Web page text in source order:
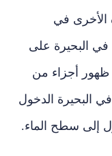
الأخرى في
البحيرة على
ظهور أجزاء من
البحيرة الدخول